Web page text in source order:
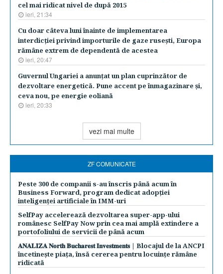
cel mai ridicat nivel de după 2015
ieri, 21:34
Cu doar câteva luni înainte de implementarea
interdicţiei privind importurile de gaze ruseşti, Europa
rămâne extrem de dependentă de acestea
ieri, 20:47
Guvernul Ungariei a anunţat un plan cuprinzător de
dezvoltare energetică. Pune accent pe înmagazinare şi,
ceva nou, pe energie eoliană
ieri, 20:33
vezi mai multe
ZF COMUNICATE
Peste 300 de companii s-au înscris până acum în
Business Forward, program dedicat adopției
inteligenței artificiale în IMM-uri
SelfPay accelerează dezvoltarea super-app-ului
românesc SelfPay Now prin cea mai amplă extindere a
portofoliului de servicii de până acum
𝐀𝐍𝐀𝐋𝐈𝐙𝐀 𝐍𝐨𝐫𝐭𝐡 𝐁𝐮𝐜𝐡𝐚𝐫𝐞𝐬𝐭 𝐈𝐧𝐯𝐞𝐬𝐭𝐦𝐞𝐧𝐭𝐬 | Blocajul de la ANCPI
încetinește piața, însă cererea pentru locuințe rămâne
ridicată